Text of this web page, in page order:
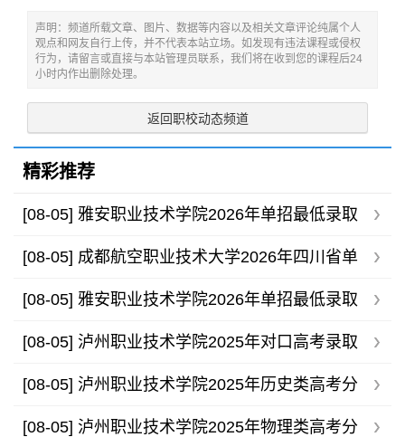
声明：频道所载文章、图片、数据等内容以及相关文章评论纯属个人
观点和网友自行上传，并不代表本站立场。如发现有违法课程或侵权
行为，请留言或直接与本站管理员联系，我们将在收到您的课程后24
小时内作出删除处理。
返回职校动态频道
精彩推荐
[08-05] 雅安职业技术学院2026年单招最低录取
分数线
[08-05] 成都航空职业技术大学2026年四川省单
招录取分数线
[08-05] 雅安职业技术学院2026年单招最低录取
分数线
[08-05] 泸州职业技术学院2025年对口高考录取
分数线
[08-05] 泸州职业技术学院2025年历史类高考分
专业录取分数线
[08-05] 泸州职业技术学院2025年物理类高考分